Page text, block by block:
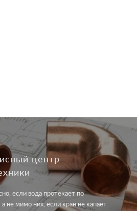
центр
если вода протекает по
не мимо них, если кран не капает